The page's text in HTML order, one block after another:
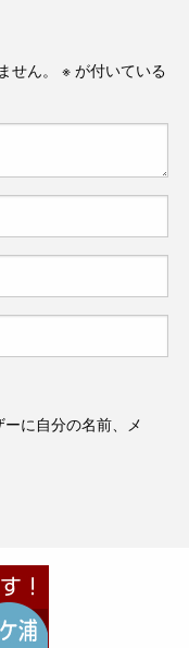
ん。 ※ が付いている
に自分の名前、メ